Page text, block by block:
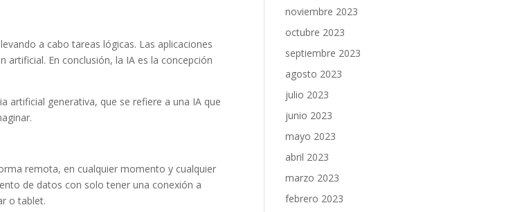
a cabo tareas lógicas. Las aplicaciones
En conclusión, la IA es la concepción
artificial generativa, que se refiere a una IA que
remota, en cualquier momento y cualquier
de datos con solo tener una conexión a
o tablet.
noviembre 2023
octubre 2023
septiembre 2023
agosto 2023
julio 2023
junio 2023
mayo 2023
abril 2023
marzo 2023
febrero 2023